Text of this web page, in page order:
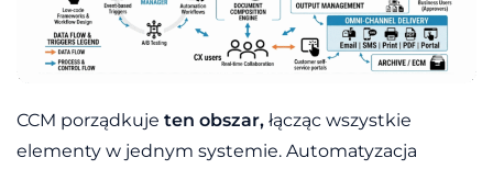
CCM porządkuje ten obszar, łącząc wszystkie
elementy w jednym systemie. Automatyzacja